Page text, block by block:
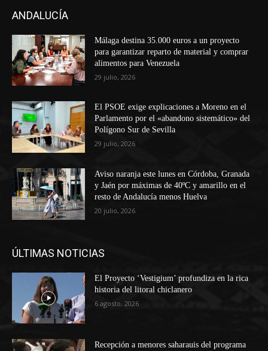
ANDALUCÍA
Málaga destina 35.000 euros a un proyecto
para garantizar reparto de material y comprar
alimentos para Venezuela
29 julio, 2026
El PSOE exige explicaciones a Moreno en el
Parlamento por el «abandono sistemático» del
Polígono Sur de Sevilla
29 julio, 2026
Aviso naranja este lunes en Córdoba, Granada
y Jaén por máximas de 40ºC y amarillo en el
resto de Andalucía menos Huelva
20 julio, 2026
ÚLTIMAS NOTICIAS
El Proyecto ‘Vestigium’ profundiza en la rica
historia del litoral chiclanero
6 agosto, 2026
Recepción a menores saharauis del programa